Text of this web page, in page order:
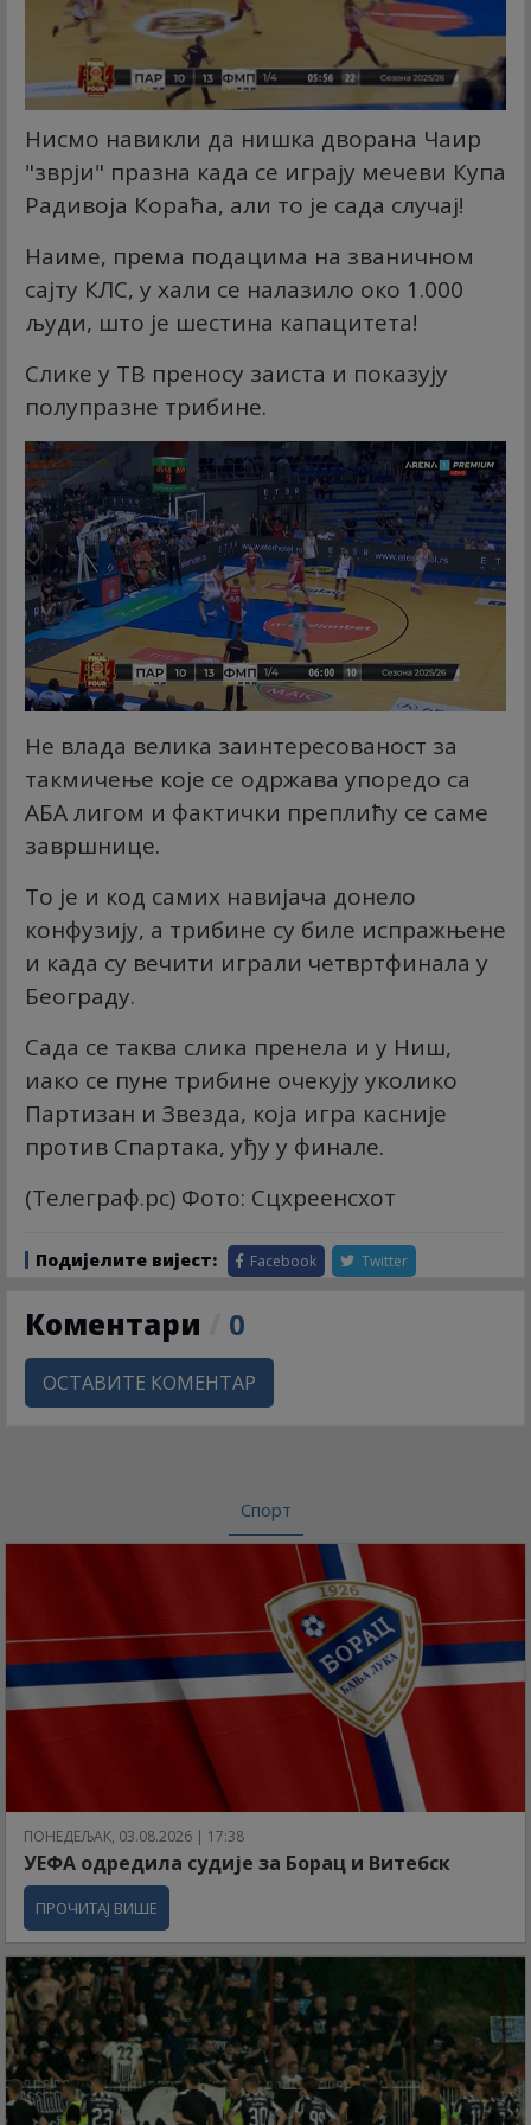
Нисмо навикли да нишка дворана Чаир
"зврји" празна када се играју мечеви Купа
Радивоја Кораћа, али то је сада случај!
Наиме, према подацима на званичном
сајту КЛС, у хали се налазило око 1.000
људи, што је шестина капацитета!
Слике у ТВ преносу заиста и показују
полупразне трибине.
Не влада велика заинтересованост за
такмичење које се одржава упоредо са
АБА лигом и фактички преплићу се саме
завршнице.
То је и код самих навијача донело
конфузију, а трибине су биле испражњене
и када су вечити играли четвртфинала у
Београду.
Сада се таква слика пренела и у Ниш,
иако се пуне трибине очекују уколико
Партизан и Звезда, која игра касније
против Спартака, уђу у финале.
(Телеграф.рс) Фото: Сцхреенсхот
Подијелите вијест: Facebook Twitter
Коментари 0
ОСТАВИТЕ КОМЕНТАР
Спорт
ПОНЕДЕЉАК, 03.08.2026 | 17:38
УЕФА одредила судије за Борац и Витебск
ПРОЧИТАЈ ВИШЕ